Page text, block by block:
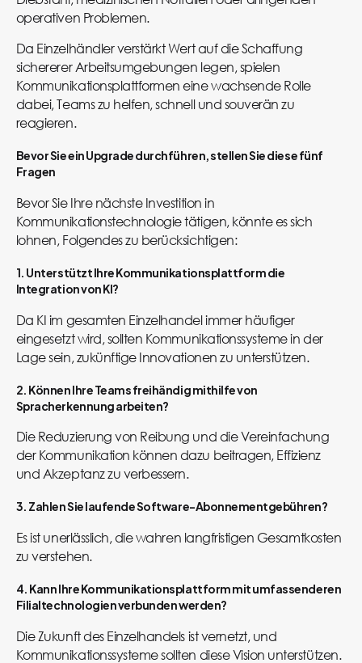
operativen Problemen.
Da Einzelhändler verstärkt Wert auf die Schaffung
sichererer Arbeitsumgebungen legen, spielen
Kommunikationsplattformen eine wachsende Rolle
dabei, Teams zu helfen, schnell und souverän zu
reagieren.
Bevor Sie ein Upgrade durchführen, stellen Sie diese fünf
Fragen
Bevor Sie Ihre nächste Investition in
Kommunikationstechnologie tätigen, könnte es sich
lohnen, Folgendes zu berücksichtigen:
1. Unterstützt Ihre Kommunikationsplattform die
Integration von KI?
Da KI im gesamten Einzelhandel immer häufiger
eingesetzt wird, sollten Kommunikationssysteme in der
Lage sein, zukünftige Innovationen zu unterstützen.
2. Können Ihre Teams freihändig mithilfe von
Spracherkennung arbeiten?
Die Reduzierung von Reibung und die Vereinfachung
der Kommunikation können dazu beitragen, Effizienz
und Akzeptanz zu verbessern.
3. Zahlen Sie laufende Software-Abonnementgebühren?
Es ist unerlässlich, die wahren langfristigen Gesamtkosten
zu verstehen.
4. Kann Ihre Kommunikationsplattform mit umfassenderen
Filialtechnologien verbunden werden?
Die Zukunft des Einzelhandels ist vernetzt, und
Kommunikationssysteme sollten diese Vision unterstützen.